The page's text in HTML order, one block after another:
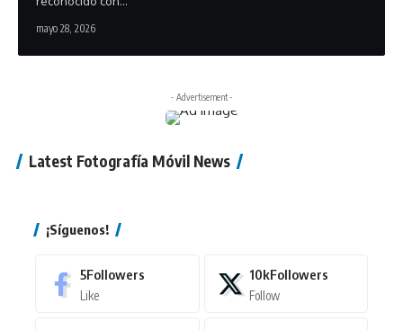
mayo 28, 2026
- Advertisement -
Latest Fotografía Móvil News
¡Síguenos!
5Followers
Like
10kFollowers
Follow